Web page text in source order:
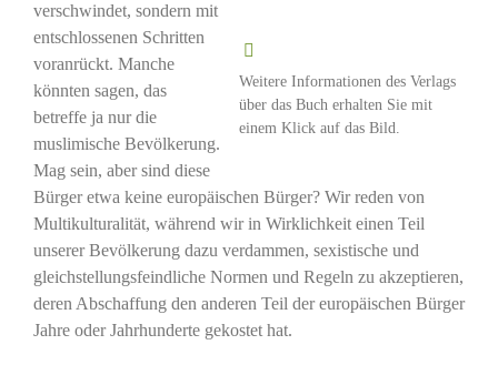
Weitere Informationen des Verlags
über das Buch erhalten Sie mit
einem Klick auf das Bild.
verschwindet, sondern mit
entschlossenen Schritten
voranrückt. Manche
könnten sagen, das
betreffe ja nur die
muslimische Bevölkerung.
Mag sein, aber sind diese
Bürger etwa keine europäischen Bürger? Wir reden von
Multikulturalität, während wir in Wirklichkeit einen Teil
unserer Bevölkerung dazu verdammen, sexistische und
gleichstellungsfeindliche Normen und Regeln zu akzeptieren,
deren Abschaffung den anderen Teil der europäischen Bürger
Jahre oder Jahrhunderte gekostet hat.